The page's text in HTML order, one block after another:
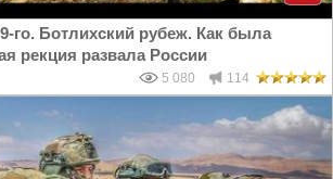
го. Ботлихский рубеж. Как была
рекция развала России
5 080 114